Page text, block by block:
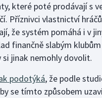
které poté prodávají s
Příznivci vlastnictví
že systém pomáhá i v
finančně slabým
si jinak nemohly dovolit.
podotýká, že podle
se tímto způsobem